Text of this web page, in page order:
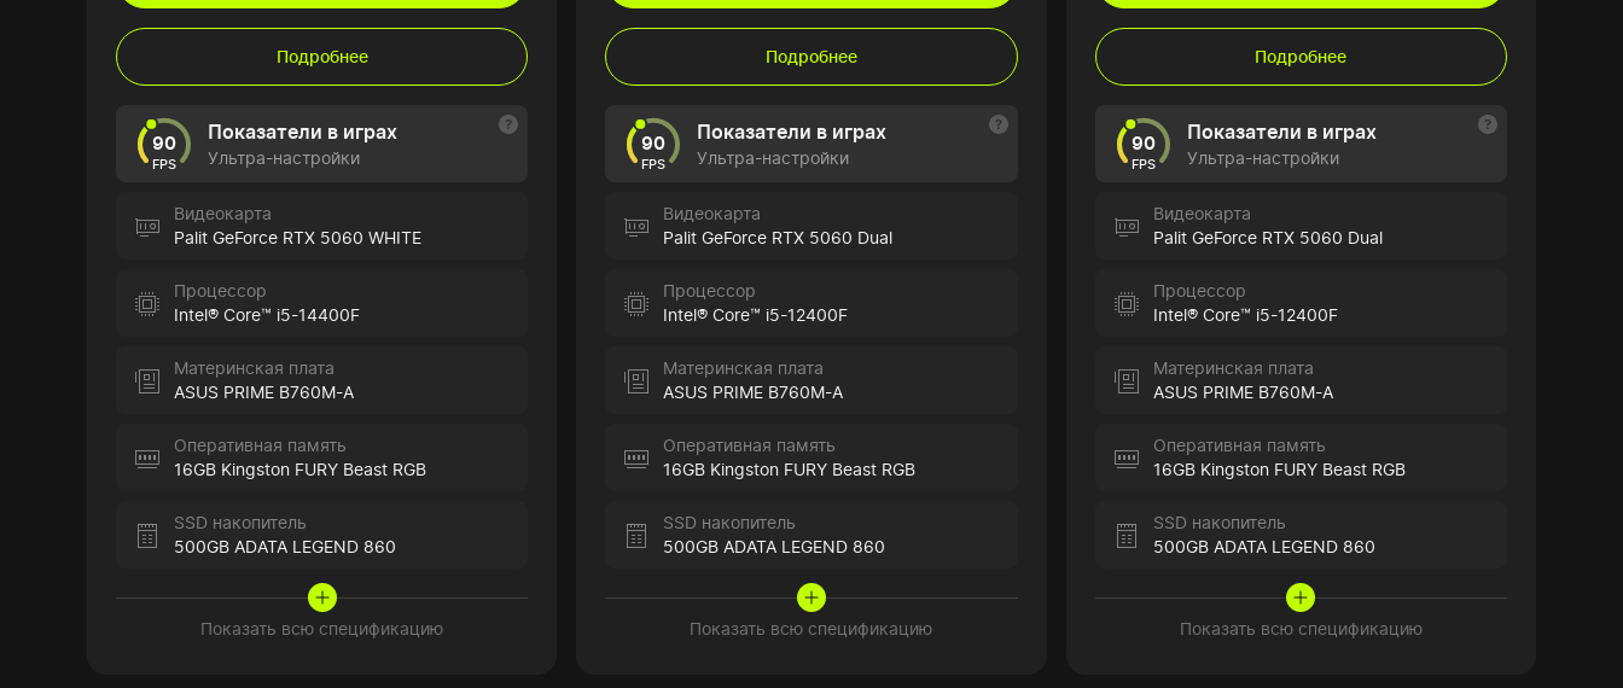
Подробнее
90
FPS
Показатели в играх
Ультра-настройки
Видеокарта
Palit GeForce RTX 5060 WHITE
Процессор
Intel® Core™ i5-14400F
Материнская плата
ASUS PRIME B760M-A
Оперативная память
16GB Kingston FURY Beast RGB
SSD накопитель
500GB ADATA LEGEND 860
Показать всю спецификацию
Подробнее
90
FPS
Показатели в играх
Ультра-настройки
Видеокарта
Palit GeForce RTX 5060 Dual
Процессор
Intel® Core™ i5-12400F
Материнская плата
ASUS PRIME B760M-A
Оперативная память
16GB Kingston FURY Beast RGB
SSD накопитель
500GB ADATA LEGEND 860
Показать всю спецификацию
Подробнее
90
FPS
Показатели в играх
Ультра-настройки
Видеокарта
Palit GeForce RTX 5060 Dual
Процессор
Intel® Core™ i5-12400F
Материнская плата
ASUS PRIME B760M-A
Оперативная память
16GB Kingston FURY Beast RGB
SSD накопитель
500GB ADATA LEGEND 860
Показать всю спецификацию